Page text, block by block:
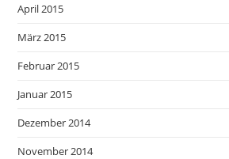
April 2015
März 2015
Februar 2015
Januar 2015
Dezember 2014
November 2014